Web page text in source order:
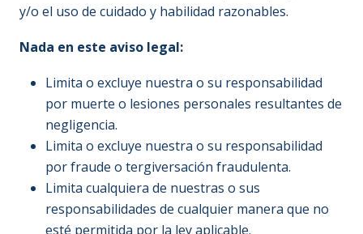
y/o el uso de cuidado y habilidad razonables.
Nada en este aviso legal:
Limita o excluye nuestra o su responsabilidad
por muerte o lesiones personales resultantes de
negligencia.
Limita o excluye nuestra o su responsabilidad
por fraude o tergiversación fraudulenta.
Limita cualquiera de nuestras o sus
responsabilidades de cualquier manera que no
esté permitida por la ley aplicable.